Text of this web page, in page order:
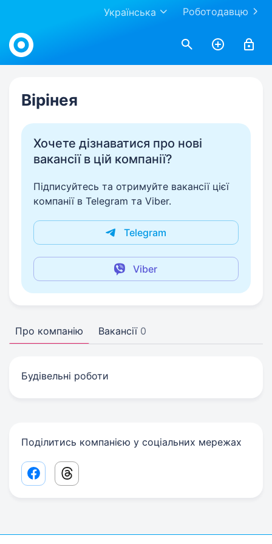
Роботодавцю
Українська
Work.ua
Вiрiнея
Хочете дізнаватися про нові
вакансії в цій компанії?
Підписуйтесь та отримуйте вакансії цієї
компанії в Telegram та Viber.
Telegram
Viber
Про компанію Вакансії 0
Будiвельнi роботи
Поділитись компанією у соціальних мережах
Facebook share link
Threads share link